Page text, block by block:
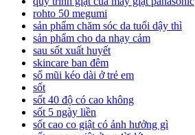
rohto 50 megumi
sản phẩm chăm sóc da tuổi dậy thì
sản phẩm cho da nhạy cảm
sau sốt xuất huyết
skincare ban đêm
sổ mũi kéo dài ở trẻ em
sốt
sốt 40 độ có cao không
sốt 5 ngày liền
sốt cao co giật có ảnh hưởng gì